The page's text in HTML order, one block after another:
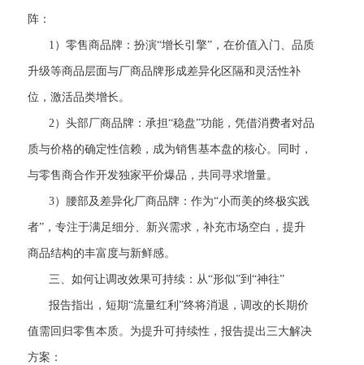
阵：
1）零售商品牌：扮演“增长引擎”，在价值入门、品质
升级等商品层面与厂商品牌形成差异化区隔和灵活性补
位，激活品类增长。
2）头部厂商品牌：承担“稳盘”功能，凭借消费者对品
质与价格的确定性信赖，成为销售基本盘的核心。同时，
与零售商合作开发独家平价爆品，共同寻求增量。
3）腰部及差异化厂商品牌：作为“小而美的终极实践
者”，专注于满足细分、新兴需求，补充市场空白，提升
商品结构的丰富度与新鲜感。
三、如何让调改效果可持续：从“形似”到“神往”
报告指出，短期“流量红利”终将消退，调改的长期价
值需回归零售本质。为提升可持续性，报告提出三大解决
方案：